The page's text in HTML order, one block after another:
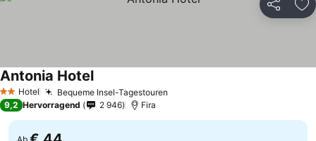
Teilen
2 Sterne
Hotel Bequeme Insel-Tagestouren
Antonia Hotel
9,2 Hervorragend 2 946 Fira
Ab